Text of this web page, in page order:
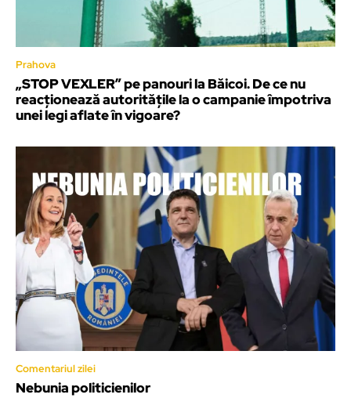
Prahova
„STOP VEXLER” pe panouri la Băicoi. De ce nu
reacționează autoritățile la o campanie împotriva
unei legi aflate în vigoare?
Comentariul zilei
Nebunia politicienilor